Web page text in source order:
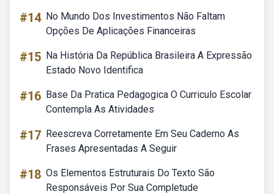
#14 No Mundo Dos Investimentos Não Faltam
Opções De Aplicações Financeiras
#15 Na História Da República Brasileira A Expressão
Estado Novo Identifica
#16 Base Da Pratica Pedagogica O Curriculo Escolar
Contempla As Atividades
#17 Reescreva Corretamente Em Seu Caderno As
Frases Apresentadas A Seguir
#18 Os Elementos Estruturais Do Texto São
Responsáveis Por Sua Completude